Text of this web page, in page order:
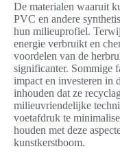
De materialen waaruit
PVC en andere
hun milieuprofiel.
energie verbruikt en
voordelen van de
significanter. Sommige
impact en investeren in
inhouden dat ze
milieuvriendelijke
voetafdruk te
houden met deze
kunstkerstboom.